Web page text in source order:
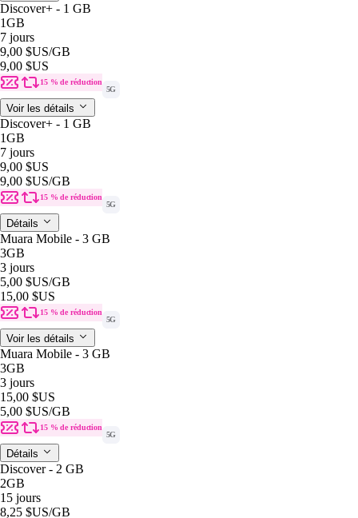
Discover+ - 1 GB
1GB
7 jours
9,00 $US/GB
9,00 $US
15 % de réduction
5G
Voir les détails
Discover+ - 1 GB
1GB
7 jours
9,00 $US
9,00 $US/GB
15 % de réduction
5G
Détails
Muara Mobile - 3 GB
3GB
3 jours
5,00 $US/GB
15,00 $US
15 % de réduction
5G
Voir les détails
Muara Mobile - 3 GB
3GB
3 jours
15,00 $US
5,00 $US/GB
15 % de réduction
5G
Détails
Discover - 2 GB
2GB
15 jours
8,25 $US/GB